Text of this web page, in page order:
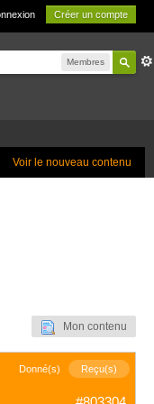
Créer un compte
Membres
Voir le nouveau contenu
Mon contenu
Donné(s) Reçu(s)